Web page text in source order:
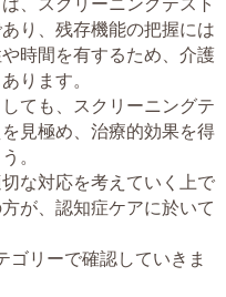
り、残存機能の把握には
時間を有するため、介護
ります。
ても、スクリーニングテ
見極め、治療的効果を得
。
な対応を考えていく上で
が、認知症ケアに於いて
ゴリーで確認していきま